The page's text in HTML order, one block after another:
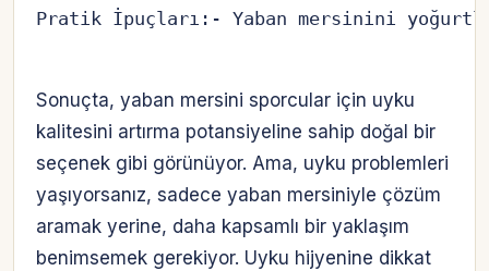
Pratik İpuçları:- Yaban mersinini
Sonuçta, yaban mersini sporcular için uyku
kalitesini artırma potansiyeline sahip doğal bir
seçenek gibi görünüyor. Ama, uyku problemleri
yaşıyorsanız, sadece yaban mersiniyle çözüm
aramak yerine, daha kapsamlı bir yaklaşım
benimsemek gerekiyor. Uyku hijyenine dikkat